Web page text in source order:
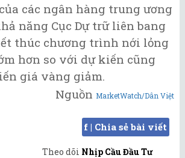
các ngân hàng trung ương
năng Cục Dự trữ liên bang
thúc chương trình nới lỏng
hơn so với dự kiến cũng
giá vàng giảm.
Nguồn MarketWatch/Dân Việt
f | Chia sẻ bài viết
Theo dõi Nhịp Cầu Đầu Tư